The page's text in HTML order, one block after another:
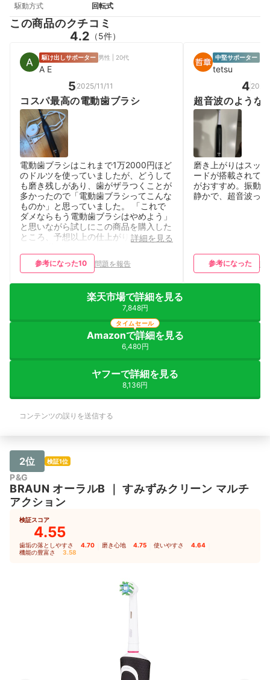
駆動方式 回転式
この商品のクチコミ
4.2 （5件）
駆け出しサポーター 男性 | 20代
A E
5 2025/11/11
コスパ最高の電動歯ブラシ
電動歯ブラシはこれまで1万2000円ほど
のドルツを使っていましたが、どうして
も磨き残しがあり、歯がザラつくことが
多かったので「電動歯ブラシってこんな
ものか」と思っていました。 「これで
ダメならもう電動歯ブラシはやめよう」
と思いながら試しにこの商品を購入した
ところ、予想以上の仕上がりで感動しま
ツルツル！今までの電動歯ブラシでは感
じられなかったレベルです。初めて電動
磨き残し検知や充電スピードの違いなど
機能が増えますが、肝心の「磨く力」は
このモデルでも十分。最初の1本として
ぴったりだと思います。 私は6000円台
で購入しました。Amazonは価格変動が
激しいので、セール時期でなければ価格
うのがおすすめです。
詳細を見る
参考になった10 問題を報告
中堅サポーター
tetsu
4
超音波のような
上がりはスッキ
磨き上がりはスッ
ードが搭載されて
がおすすめ。振動
静かで、超音波っ
参考になった
楽天市場で詳細を見る
7,848円
Amazonで詳細を見る
6,480円
タイムセール
ヤフーで詳細を見る
8,136円
コンテンツの誤りを送信する
2位 検証1位
P&G
BRAUN オーラルB ｜すみずみクリーン マルチ
アクション
検証スコア
4.55
歯垢の落としやすさ 4.70 磨き心地 4.75 使いやすさ 4.64
機能の豊富さ 3.58